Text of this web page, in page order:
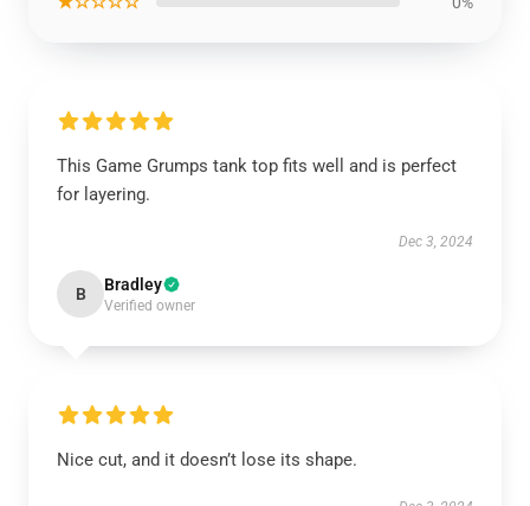
This Game Grumps tank top fits well and is perfect
for layering.
Dec 3, 2024
B Bradley
Verified owner
Nice cut, and it doesn’t lose its shape.